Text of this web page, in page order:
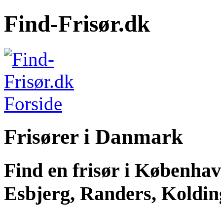
Find-Frisør.dk
Frisører i Danmark
Find en frisør i
Esbjerg, Randers,